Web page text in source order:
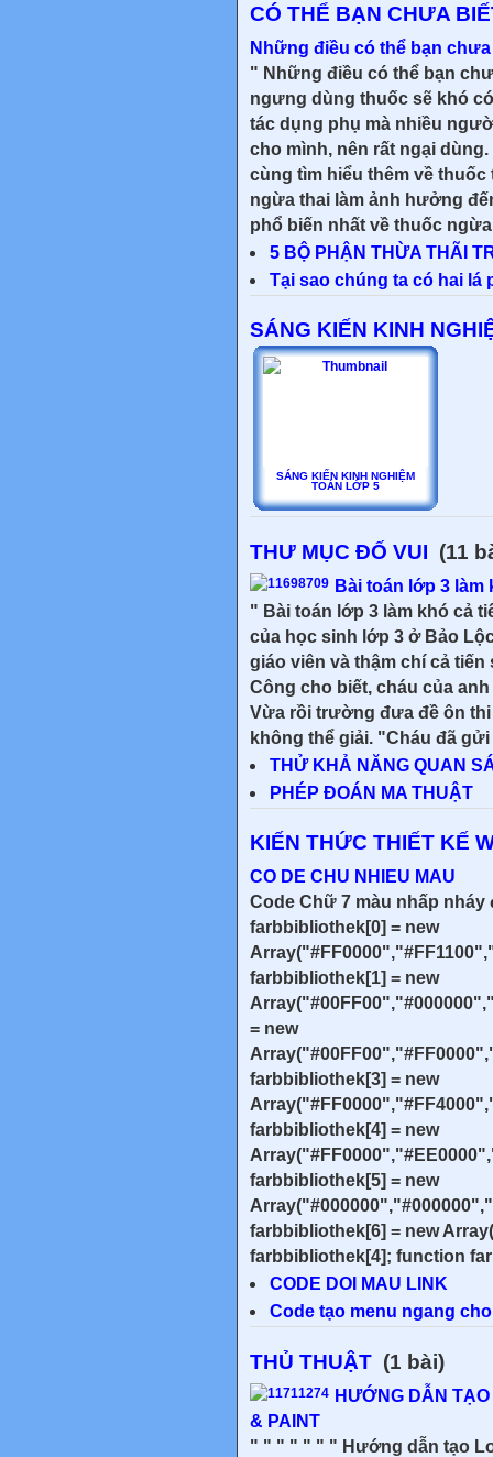
CÓ THỂ BẠN CHƯA
Những điều có thể bạn
" Những điều có thể bạn
ngưng dùng thuốc sẽ khó
tác dụng phụ mà nhiều
cho mình, nên rất ngại
cùng tìm hiểu thêm về
ngừa thai làm ảnh hưởng
phổ biến nhất về thuốc
5 BỘ PHẬN THỪA THÃI
Tại sao chúng ta có hai lá
SÁNG KIẾN KINH
SÁNG KIẾN KINH NGHIỆM
TOÁN LỚP 5
THƯ MỤC ĐỐ VUI (11
Bài toán lớp 3 làm
" Bài toán lớp 3 làm khó cả
của học sinh lớp 3 ở Bảo
giáo viên và thậm chí cả
Công cho biết, cháu của
Vừa rồi trường đưa đề ôn
không thể giải. "Cháu đã gửi
THỬ KHẢ NĂNG QUAN
PHÉP ĐOÁN MA THUẬT
KIẾN THỨC THIẾT KẾ
CO DE CHU NHIEU MAU
Code Chữ 7 màu nhấp nháy
farbbibliothek[0] = new
farbbibliothek[1] = new
= new
farbbibliothek[3] = new
farbbibliothek[4] = new
farbbibliothek[5] = new
farbbibliothek[6] = new
farbbibliothek[4]; function
CODE DOI MAU LINK
Code tạo menu ngang
THỦ THUẬT (1 bài)
HƯỚNG DẪN
& PAINT
" " " " " " " Hướng dẫn tạo